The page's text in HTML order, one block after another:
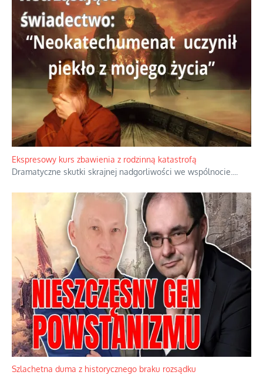
Ekspresowy kurs zbawienia z rodzinną katastrofą
Dramatyczne skutki skrajnej nadgorliwości we wspólnocie.
Szlachetna duma z historycznego braku rozsądku